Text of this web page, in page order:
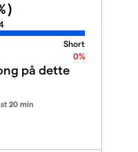
Short
0%
på dette
20 min